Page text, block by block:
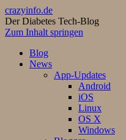
crazyinfo.de
Der Diabetes Tech-Blog
Zum Inhalt springen
Blog
News
App-Updates
Android
iOS
Linux
OS X
Windows